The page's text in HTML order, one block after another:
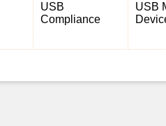
USB
Compliance
USB